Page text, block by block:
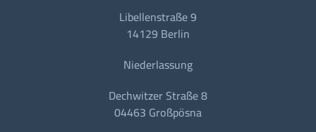
Libellenstraße 9
14129 Berlin
Niederlassung
Dechwitzer Straße 8
04463 Großpösna